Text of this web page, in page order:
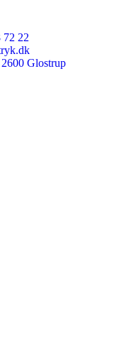
72 22
Glostrup